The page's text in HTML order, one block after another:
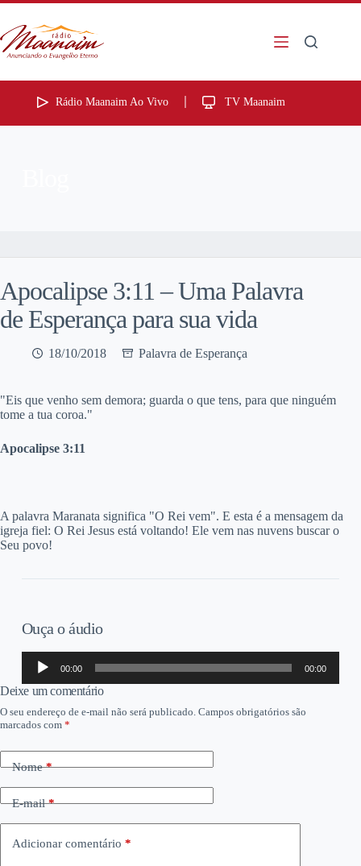
Rádio Maanaim Ao Vivo TV Maanaim
Apocalipse 3:11 – Uma Palavra
de Esperança para sua vida
18/10/2018 Palavra de Esperança
"Eis que venho sem demora; guarda o que tens, para que ninguém
tome a tua coroa."
Apocalipse 3:11
A palavra Maranata significa "O Rei vem". E esta é a mensagem da
igreja fiel: O Rei Jesus está voltando! Ele vem nas nuvens buscar o
Seu povo!
Ouça o áudio
Tocador
áudio
00:00 00:00
Deixe um comentário
O seu endereço de e-mail não será publicado. Campos obrigatórios são
marcados com *
Nome*
E-mail*
Adicionar comentário *